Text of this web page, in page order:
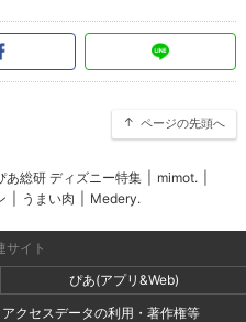
ページの先頭へ
あ総研 ディズニー特集 mimot.
うまい肉 Medery.
サイト
ぴあ(アプリ&Web)
アクセスデータの利用・著作権等